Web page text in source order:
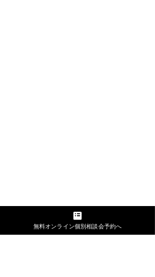
無料個別相談する
無料オンライン個別相談会予約へ